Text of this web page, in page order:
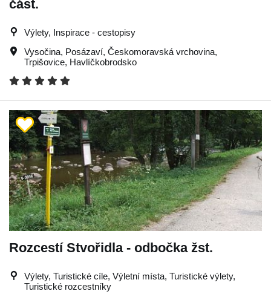
část.
Výlety, Inspirace - cestopisy
Vysočina, Posázaví, Českomoravská vrchovina,
Trpišovice, Havlíčkobrodsko
Rozcestí Stvořidla - odbočka žst.
Výlety, Turistické cíle, Výletní místa, Turistické výlety,
Turistické rozcestníky